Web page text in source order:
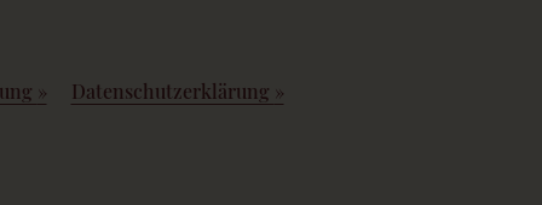
» Datenschutzerklärung »